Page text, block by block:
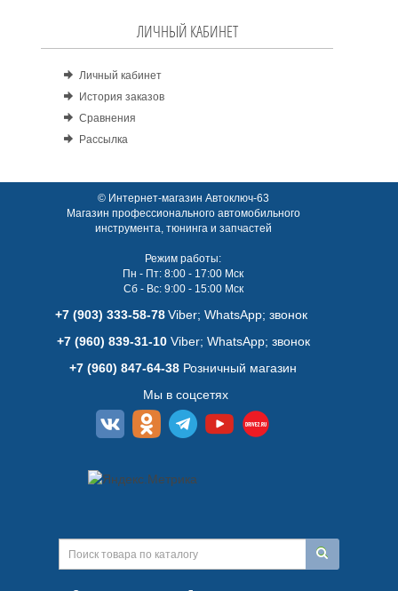
ЛИЧНЫЙ КАБИНЕТ
Личный кабинет
История заказов
Сравнения
Рассылка
© Интернет-магазин Автоключ-63
Магазин профессионального автомобильного
инструмента, тюнинга и запчастей
Режим работы:
Пн - Пт: 8:00 - 17:00 Мск
Сб - Вс: 9:00 - 15:00 Мск
+7 (903) 333-58-78 Viber; WhatsАpp; звонок
+7 (960) 839-31-10Viber; WhatsАpp; звонок
+7 (960) 847-64-38 Розничный магазин
Мы в соцсетях